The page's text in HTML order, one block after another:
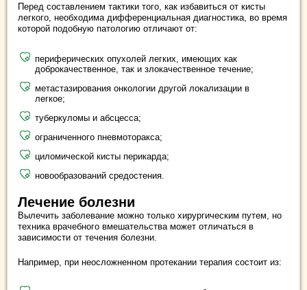
Перед составлением тактики того, как избавиться от кисты
легкого, необходима дифференциальная диагностика, во время
которой подобную патологию отличают от:
периферических опухолей легких, имеющих как
доброкачественное, так и злокачественное течение;
метастазирования онкологии другой локализации в
легкое;
туберкуломы и абсцесса;
ограниченного пневмоторакса;
циломической кисты перикарда;
новообразований средостения.
Лечение болезни
Вылечить заболевание можно только хирургическим путем, но
техника врачебного вмешательства может отличаться в
зависимости от течения болезни.
Например, при неосложненном протекании терапия состоит из: